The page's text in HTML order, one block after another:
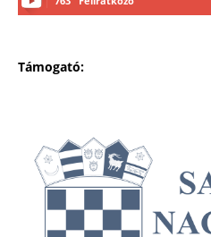
Támogató: